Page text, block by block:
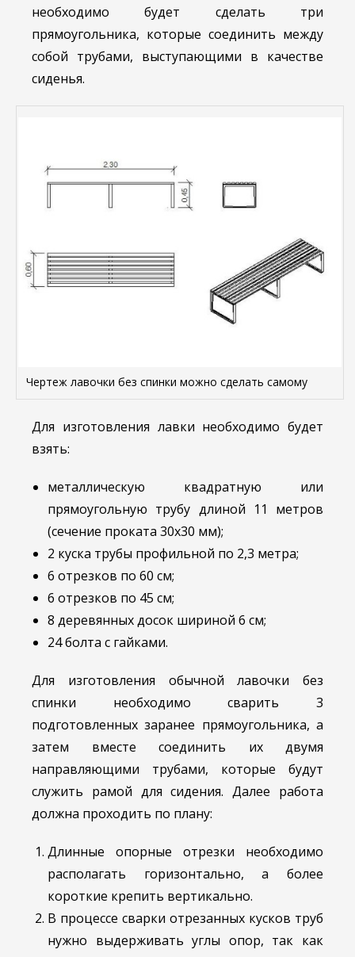
необходимо будет сделать три
прямоугольника, которые соединить между
собой трубами, выступающими в качестве
сиденья.
Чертеж лавочки без спинки можно сделать самому
Для изготовления лавки необходимо будет
взять:
металлическую квадратную или
прямоугольную трубу длиной 11 метров
(сечение проката 30х30 мм);
2 куска трубы профильной по 2,3 метра;
6 отрезков по 60 см;
6 отрезков по 45 см;
8 деревянных досок шириной 6 см;
24 болта с гайками.
Для изготовления обычной лавочки без
спинки необходимо сварить 3
подготовленных заранее прямоугольника, а
затем вместе соединить их двумя
направляющими трубами, которые будут
служить рамой для сидения. Далее работа
должна проходить по плану:
Длинные опорные отрезки необходимо
располагать горизонтально, а более
короткие крепить вертикально.
В процессе сварки отрезанных кусков труб
нужно выдерживать углы опор, так как